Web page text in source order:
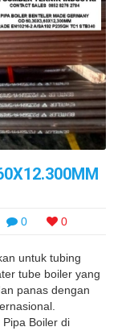
0 0
untuk tubing
tube boiler yang
panas dengan
Boiler di